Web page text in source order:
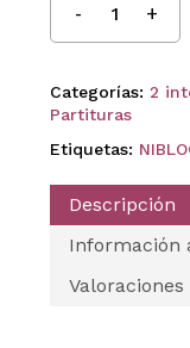
Categorías: 2
Partituras
Etiquetas:
Descripción
Información
Valoraciones